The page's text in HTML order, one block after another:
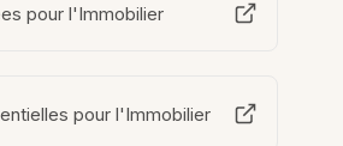
pour l'Immobilier
pour l'Immobilier